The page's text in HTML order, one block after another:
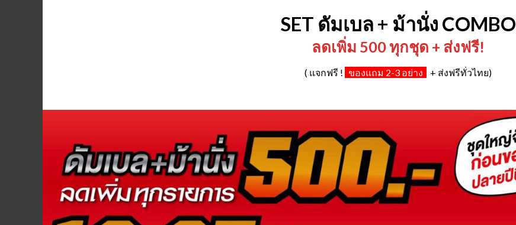
SET ดัมเบล + ม้านั่ง COMBO
ลดเพิ่ม 500 ทุกชุด + ส่งฟรี!
( แจกฟรี ! ของแถม 2-3 อย่าง + ส่งฟรีทั่วไทย)